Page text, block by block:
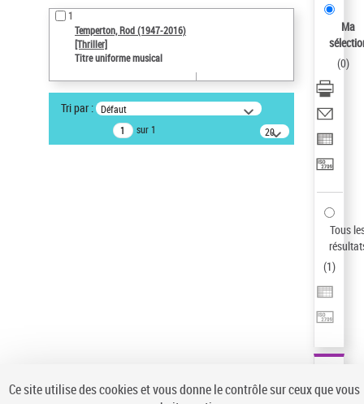
Œuvres liées à l'auteur :
Temperton, Rod (1947-2016)
Type de notice d'autorité
1
Temperton, Rod (1947-2016)
[Thriller]
Titre uniforme musical
Tri par : Défaut
sur 1
20
résultats/page
Ma
(0)
Tous
(1)
Ce site utilise des cookies et vous donne le contrôle sur ceux que vous